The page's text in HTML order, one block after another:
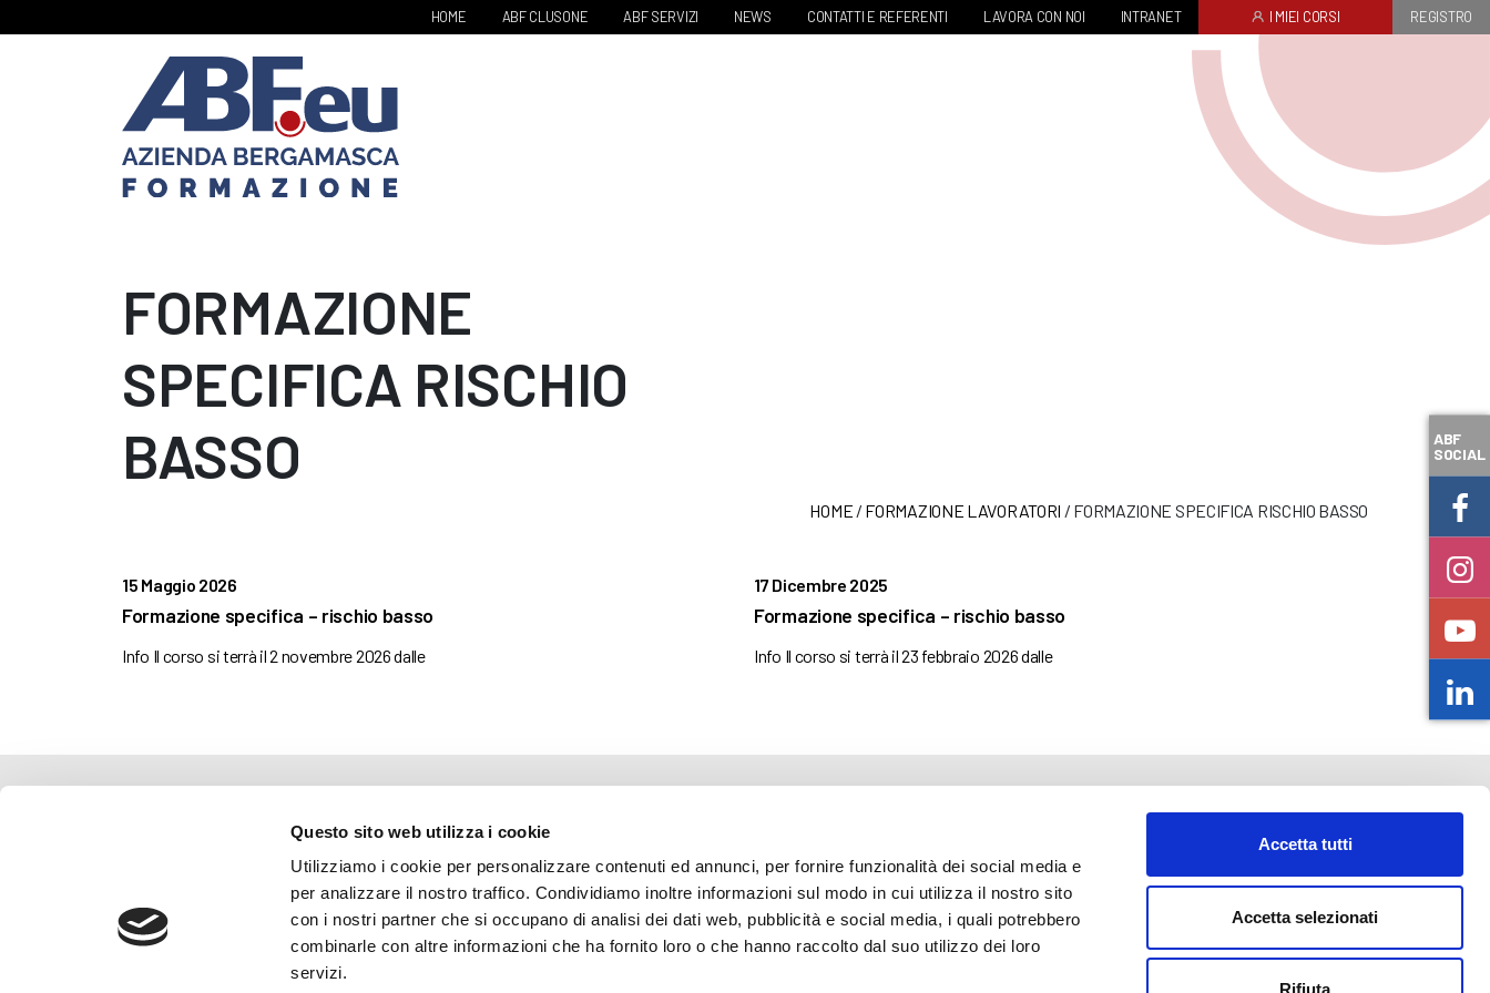
Questo sito web utilizza i cookie
Utilizziamo i cookie per personalizzare contenuti ed annunci, per fornire funzionalità dei social media e
per analizzare il nostro traffico. Condividiamo inoltre informazioni sul modo in cui utilizza il nostro sito
con i nostri partner che si occupano di analisi dei dati web, pubblicità e social media, i quali potrebbero
combinarle con altre informazioni che ha fornito loro o che hanno raccolto dal suo utilizzo dei loro
servizi.
Accetta tutti
Accetta selezionati
Rifiuta
HOME ABF CLUSONE ABF SERVIZI NEWS CONTATTI E REFERENTI LAVORA CON NOI INTRANET I MIEI CORSI REGISTRO
FORMAZIONE
SPECIFICA RISCHIO
BASSO
HOME / FORMAZIONE LAVORATORI / FORMAZIONE SPECIFICA RISCHIO BASSO
15 Maggio 2026
Formazione specifica – rischio basso
Info Il corso si terrà il 2 novembre 2026 dalle
17 Dicembre 2025
Formazione specifica – rischio basso
Info Il corso si terrà il 23 febbraio 2026 dalle
ABF Azienda Bergamasca Formazione
C.F. e P. IVA 03240540165 - Tel. (035) 3693711 - via Monte Gleno, 2 - I - 24125 Bergamo (BG) - Email: info@abf.eu
Privacy-Cookie policy
ABF
SOCIAL